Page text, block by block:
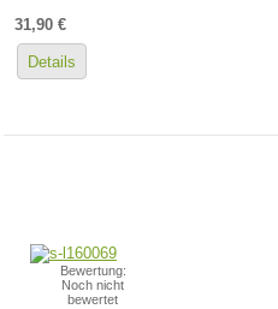
31,90 €
Details
Bewertung:
Noch nicht
bewertet